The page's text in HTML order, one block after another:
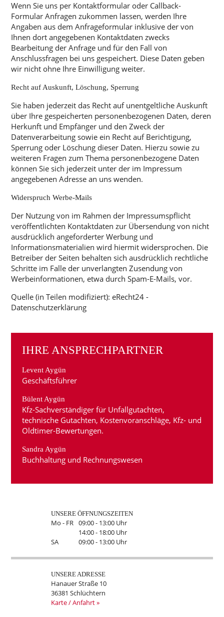
Wenn Sie uns per Kontaktformular oder Callback-
Formular Anfragen zukommen lassen, werden Ihre
Angaben aus dem Anfrageformular inklusive der von
Ihnen dort angegebenen Kontaktdaten zwecks
Bearbeitung der Anfrage und für den Fall von
Anschlussfragen bei uns gespeichert. Diese Daten geben
wir nicht ohne Ihre Einwilligung weiter.
Recht auf Auskunft, Löschung, Sperrung
Sie haben jederzeit das Recht auf unentgeltliche Auskunft
über Ihre gespeicherten personenbezogenen Daten, deren
Herkunft und Empfänger und den Zweck der
Datenverarbeitung sowie ein Recht auf Berichtigung,
Sperrung oder Löschung dieser Daten. Hierzu sowie zu
weiteren Fragen zum Thema personenbezogene Daten
können Sie sich jederzeit unter der im Impressum
angegebenen Adresse an uns wenden.
Widerspruch Werbe-Mails
Der Nutzung von im Rahmen der Impressumspflicht
veröffentlichten Kontaktdaten zur Übersendung von nicht
ausdrücklich angeforderter Werbung und
Informationsmaterialien wird hiermit widersprochen. Die
Betreiber der Seiten behalten sich ausdrücklich rechtliche
Schritte im Falle der unverlangten Zusendung von
Werbeinformationen, etwa durch Spam-E-Mails, vor.
Quelle (in Teilen modifiziert): eRecht24 -
Datenschutzerklärung
IHRE ANSPRECHPARTNER
Levent Aygün
Geschäftsführer
Bülent Aygün
Kfz-Sachverständiger für Unfallgutachten,
technische Gutachten, Kosten­vor­anschläge, Kfz- und
Oldtimer-Bewertungen.
Sandra Aygün
Buchhaltung und Rechnungswesen
UNSERE ÖFFNUNGSZEITEN
Mo - FR 09:00 - 13:00 Uhr
14:00 - 18:00 Uhr
SA
09:00 - 13:00 Uhr
UNSERE ADRESSE
Hanauer Straße 10
36381 Schlüchtern
Karte / Anfahrt »